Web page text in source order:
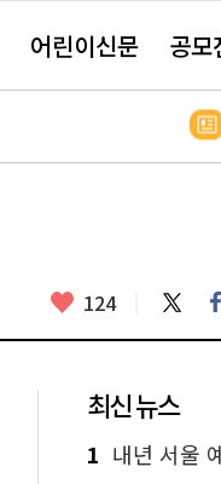
어린이신문 공모
좋
요
124 트
위
터
페
이
최신 뉴스
1 내년 서울 예산,